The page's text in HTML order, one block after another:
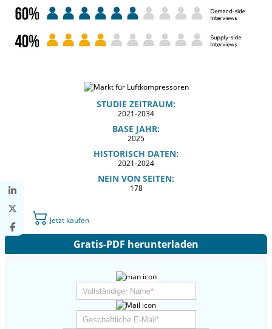
STUDIE ZEITRAUM:
2021-2034
BASE JAHR:
2025
HISTORISCH DATEN:
2021-2024
NEIN VON SEITEN:
178
Jetzt kaufen
Gratis-PDF herunterladen